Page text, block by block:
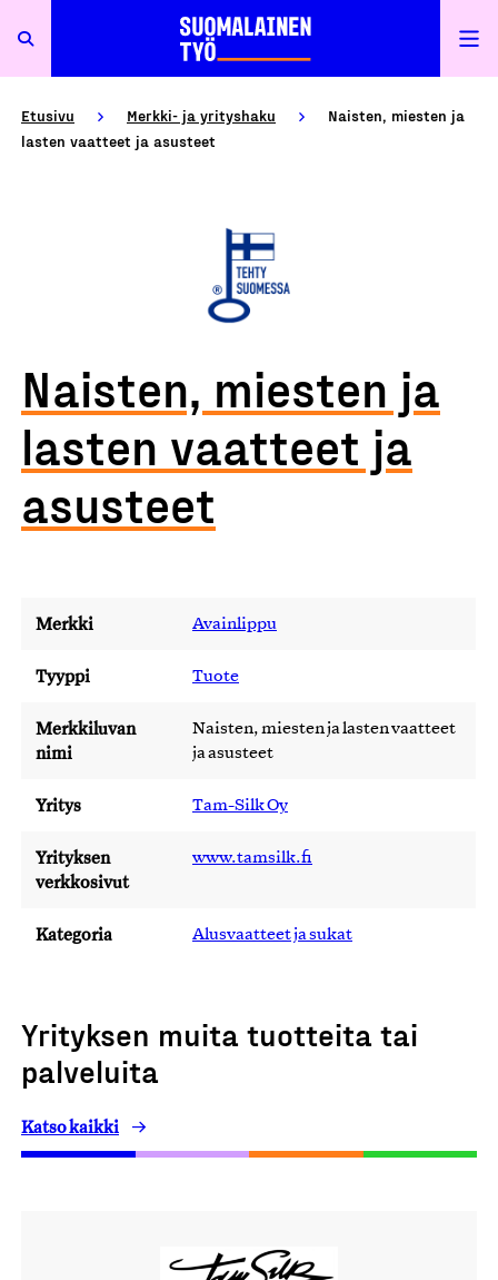
Etusivu Merkki- ja yrityshaku
Naisten, miesten ja
lasten vaatteet ja asusteet
Naisten, miesten ja
lasten vaatteet ja
asusteet
Merkki Avainlippu
Tyyppi Tuote
Merkkiluvan
nimi
Naisten, miesten ja lasten vaatteet
ja asusteet
Yritys Tam-Silk Oy
Yrityksen
verkkosivut
www.tamsilk.fi
Kategoria Alusvaatteet ja sukat
Yrityksen muita tuotteita tai
palveluita
Katso kaikki